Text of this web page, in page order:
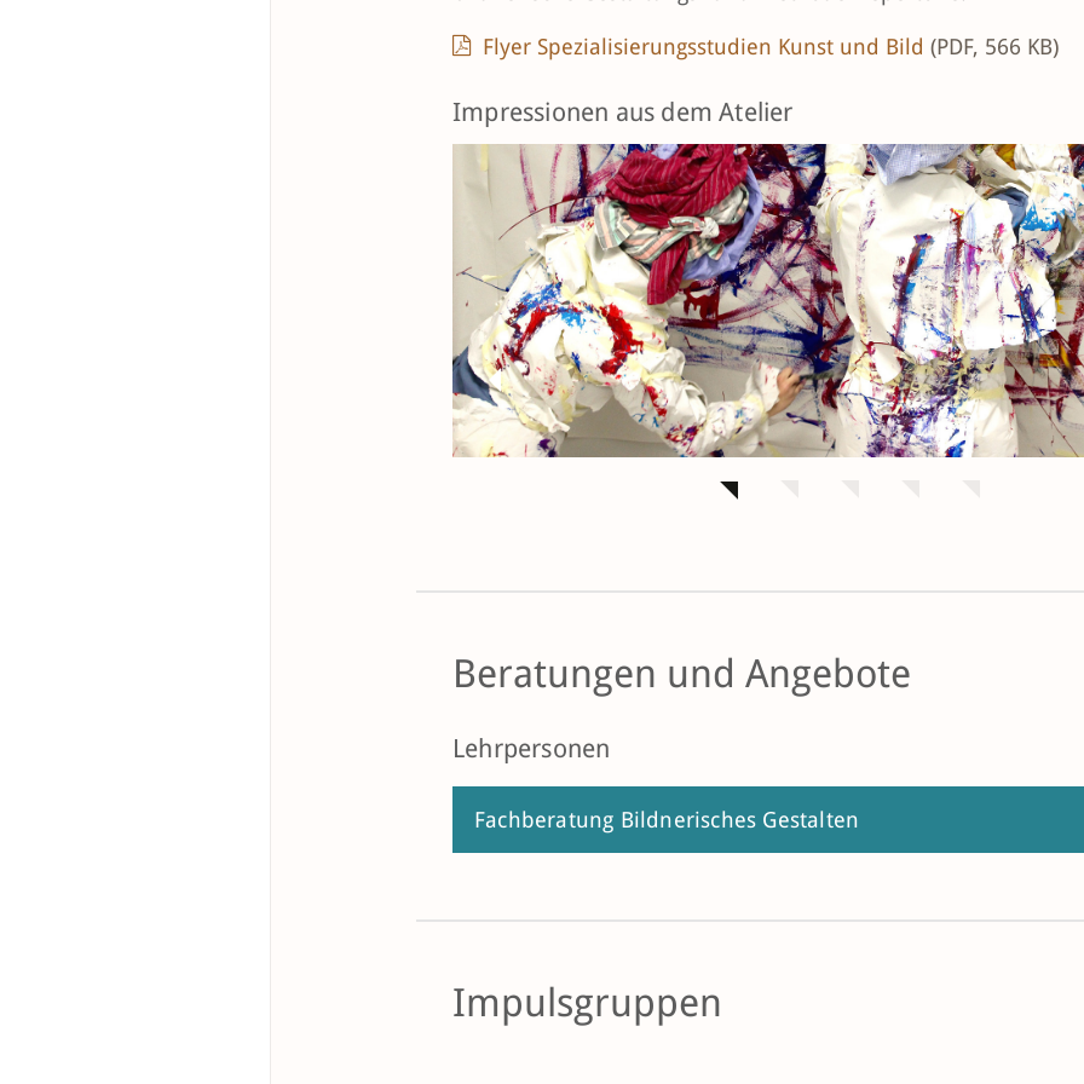
Flyer Spezialisierungsstudien Kunst und Bild (PDF, 566 KB)
Impressionen aus dem Atelier
Previous
Beratungen und Angebote
Lehrpersonen
Fachberatung Bildnerisches Gestalten
Impulsgruppen